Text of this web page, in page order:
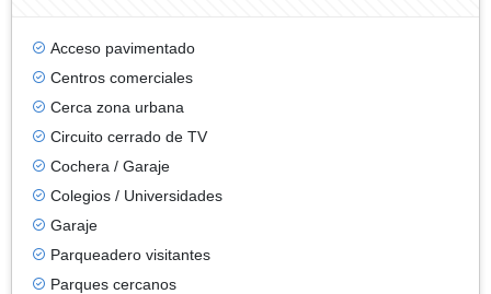
Acceso pavimentado
Centros comerciales
Cerca zona urbana
Circuito cerrado de TV
Cochera / Garaje
Colegios / Universidades
Garaje
Parqueadero visitantes
Parques cercanos